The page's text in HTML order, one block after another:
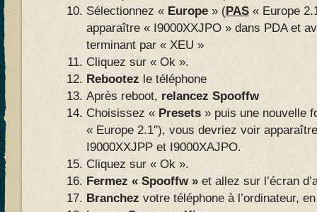
Sélectionnez « Europe » (PAS « Europe
apparaître « I9000XXJPO » dans PDA et
terminant par « XEU »
Cliquez sur « Ok ».
Rebootez le téléphone
Après reboot, relancez Spooffw
Choisissez «Presets » puis une nouvelle
« Europe 2.1″), vous devriez voir
I9000XXJPP et I9000XAJPO.
Cliquez sur « Ok ».
Fermez « Spooffw » et allez sur l’écran
Branchez votre téléphone à l’ordinateur,